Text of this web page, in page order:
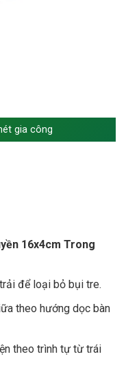
gia công
16x4cm Trong
để loại bỏ bụi tre.
theo hướng dọc bàn
theo trình tự từ trái